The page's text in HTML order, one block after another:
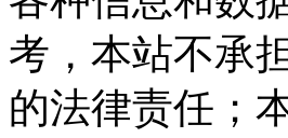
考，本站不承
的法律责任；